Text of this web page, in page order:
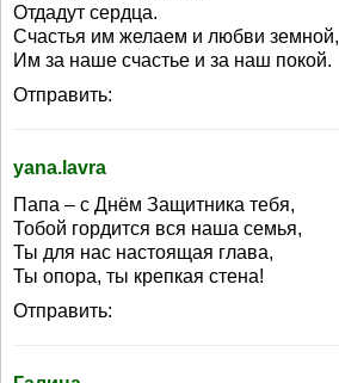
Отдадут сердца.
Счастья им желаем и любви земной,
Им за наше счастье и за наш покой.
Отправить:
yana.lavra
Папа – с Днём Защитника тебя,
Тобой гордится вся наша семья,
Ты для нас настоящая глава,
Ты опора, ты крепкая стена!
Отправить: